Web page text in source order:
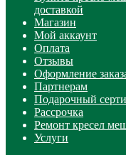
доставкой
Магазин
Мой аккаунт
Оплата
Отзывы
Оформление
Партнерам
Подарочный
Рассрочка
Ремонт кресел
Услуги